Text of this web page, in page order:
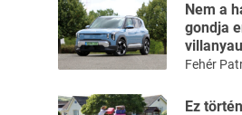
Nem a
gondja
Fehér
Ez